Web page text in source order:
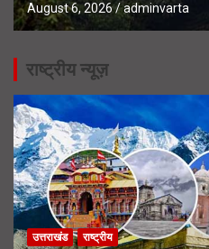
August 6, 2026 adminvarta
राष्ट्रीय न्यूज़
उत्तराखंड राष्ट्रीय